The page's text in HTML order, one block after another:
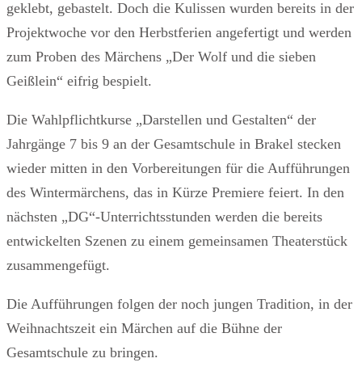
geklebt, gebastelt. Doch die Kulissen wurden bereits in der
Projektwoche vor den Herbstferien angefertigt und werden
zum Proben des Märchens „Der Wolf und die sieben
Geißlein“ eifrig bespielt.
Die Wahlpflichtkurse „Darstellen und Gestalten“ der
Jahrgänge 7 bis 9 an der Gesamtschule in Brakel stecken
wieder mitten in den Vorbereitungen für die Aufführungen
des Wintermärchens, das in Kürze Premiere feiert. In den
nächsten „DG“-Unterrichtsstunden werden die bereits
entwickelten Szenen zu einem gemeinsamen Theaterstück
zusammengefügt.
Die Aufführungen folgen der noch jungen Tradition, in der
Weihnachtszeit ein Märchen auf die Bühne der
Gesamtschule zu bringen.